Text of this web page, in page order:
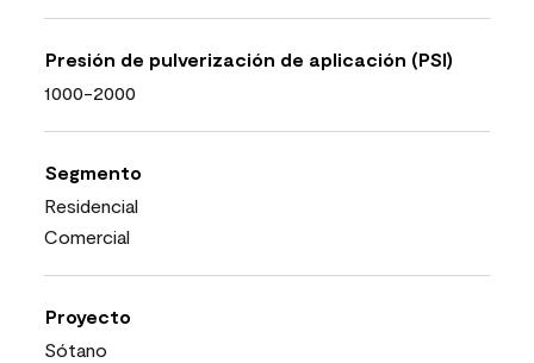
Presión de pulverización de aplicación (PSI)
1000-2000
Segmento
Residencial
Comercial
Proyecto
Sótano